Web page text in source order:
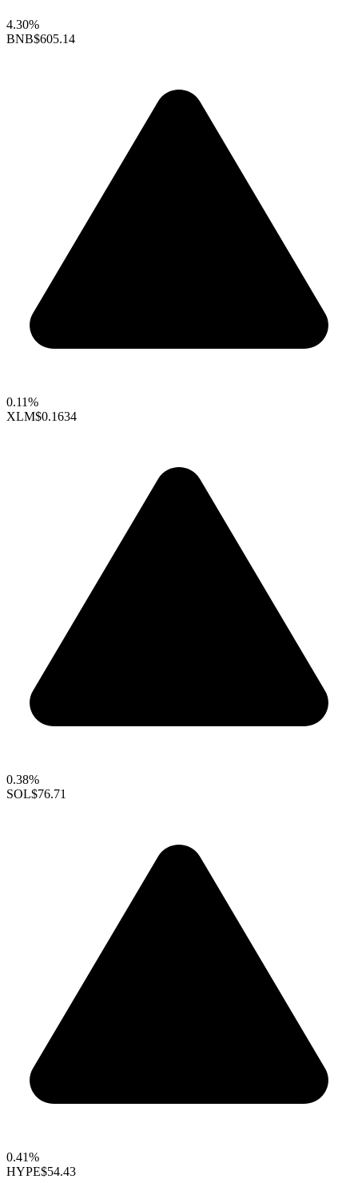
4.30%
BNB$605.14
0.11%
XLM$0.1634
0.38%
SOL$76.71
0.41%
HYPE$54.43